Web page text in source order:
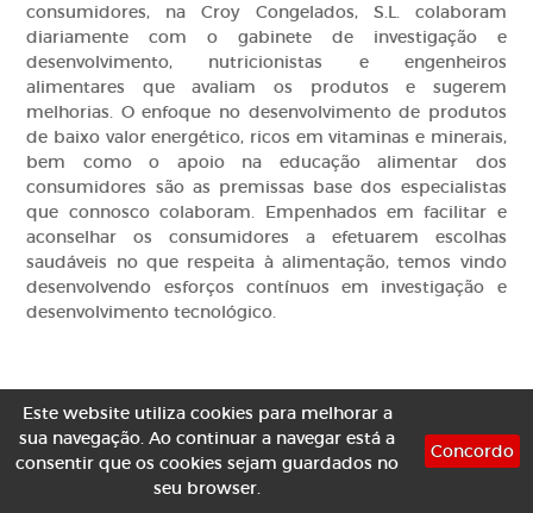
consumidores, na Croy Congelados, S.L. colaboram
diariamente com o gabinete de investigação e
desenvolvimento, nutricionistas e engenheiros
alimentares que avaliam os produtos e sugerem
melhorias. O enfoque no desenvolvimento de produtos
de baixo valor energético, ricos em vitaminas e minerais,
bem como o apoio na educação alimentar dos
consumidores são as premissas base dos especialistas
que connosco colaboram. Empenhados em facilitar e
aconselhar os consumidores a efetuarem escolhas
saudáveis no que respeita à alimentação, temos vindo
desenvolvendo esforços contínuos em investigação e
desenvolvimento tecnológico.
Este website utiliza cookies para melhorar a
sua navegação. Ao continuar a navegar está a
consentir que os cookies sejam guardados no
seu browser.
Concordo